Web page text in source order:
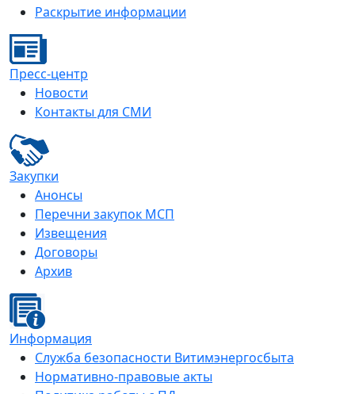
Раскрытие информации
Пресс-центр
Новости
Контакты для СМИ
Закупки
Анонсы
Перечни закупок МСП
Извещения
Договоры
Архив
Информация
Служба безопасности Витимэнергосбыта
Нормативно-правовые акты